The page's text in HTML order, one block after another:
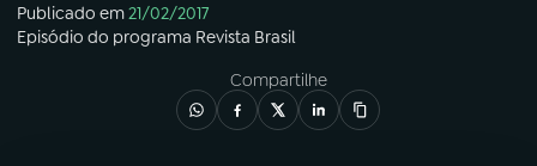
Publicado em21/02/2017
Episódio do programa Revista Brasil
Compartilhe